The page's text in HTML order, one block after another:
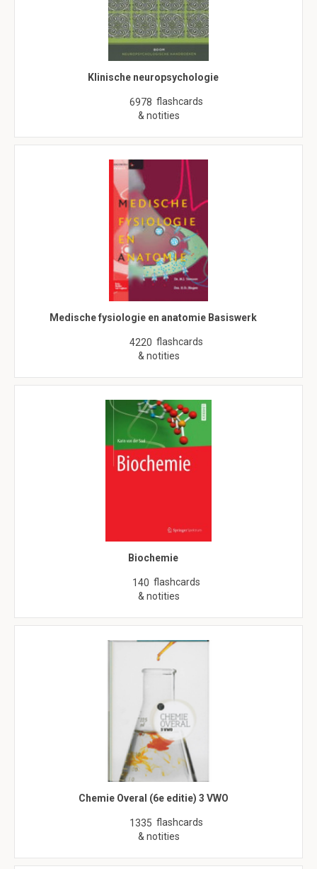
Klinische neuropsychologie
6978 flashcards
& notities
Medische fysiologie en anatomie Basiswerk
4220 flashcards
& notities
Biochemie
140 flashcards
& notities
Chemie Overal (6e editie) 3 VWO
1335 flashcards
& notities